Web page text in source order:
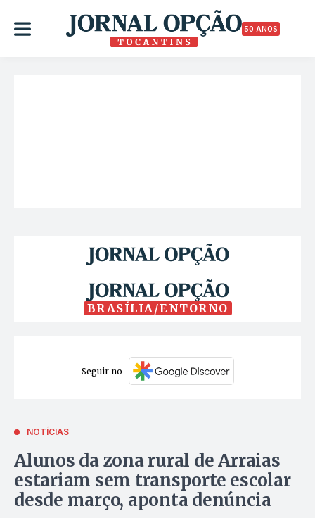
50 ANOS
BRASÍLIA/ENTORNO
Seguir no
NOTÍCIAS
Alunos da zona rural de Arraias
estariam sem transporte escolar
desde março, aponta denúncia